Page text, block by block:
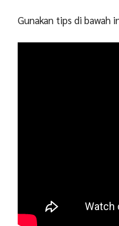
Gunakan tips di bawah